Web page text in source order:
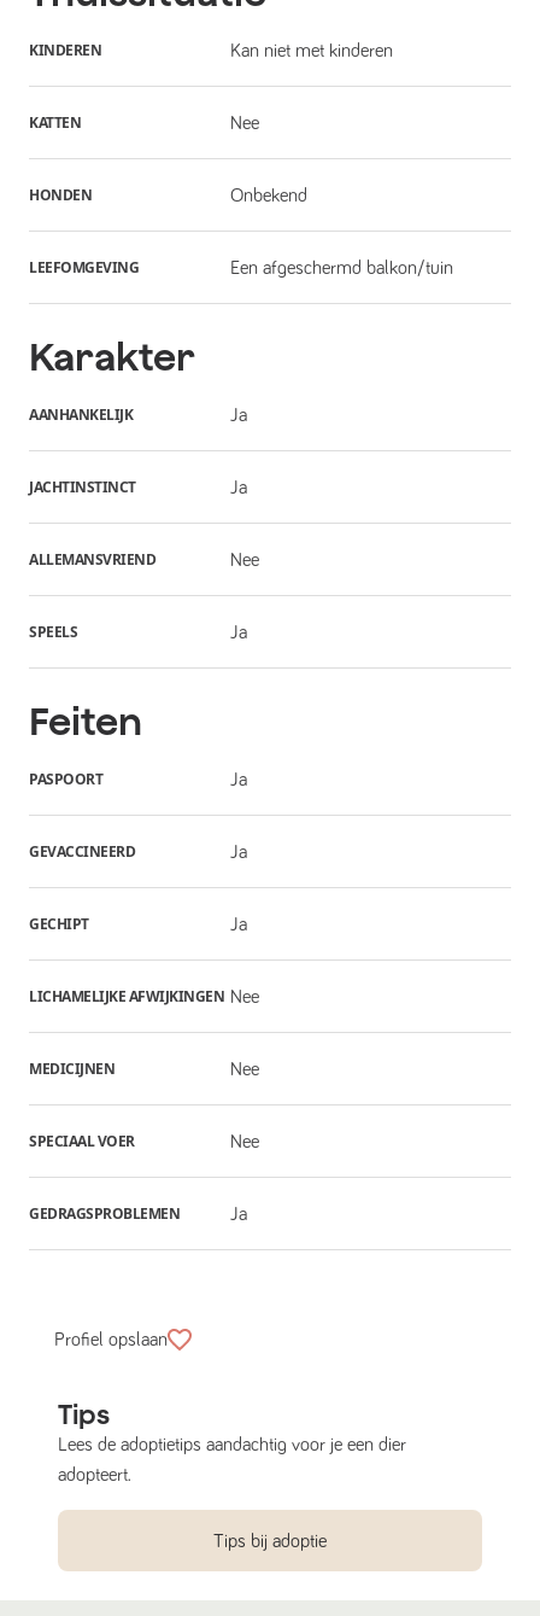
KINDEREN Kan niet met kinderen
KATTEN Nee
HONDEN Onbekend
LEEFOMGEVING Een afgeschermd balkon/tuin
Karakter
AANHANKELIJK Ja
JACHTINSTINCT Ja
ALLEMANSVRIEND Nee
SPEELS Ja
Feiten
PASPOORT Ja
GEVACCINEERD Ja
GECHIPT Ja
LICHAMELIJKE AFWIJKINGEN Nee
MEDICIJNEN Nee
SPECIAAL VOER Nee
GEDRAGSPROBLEMEN Ja
Profiel opslaan
Tips
Lees de adoptietips aandachtig voor je een dier
adopteert.
Tips bij adoptie